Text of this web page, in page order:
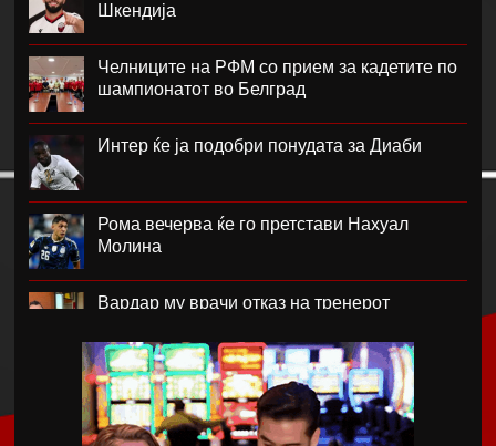
Шкендија
Челниците на РФМ со прием за кадетите по
шампионатот во Белград
Интер ќе ја подобри понудата за Диаби
Рома вечерва ќе го претстави Нахуал
Молина
Вардар му врачи отказ на тренерот
Каљари го потврди трансферот на Даниел
Малдини